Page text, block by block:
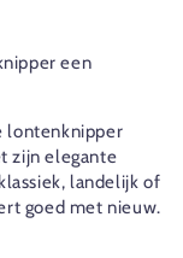
een
lontenknipper
zijn elegante
landelijk of
goed met nieuw.